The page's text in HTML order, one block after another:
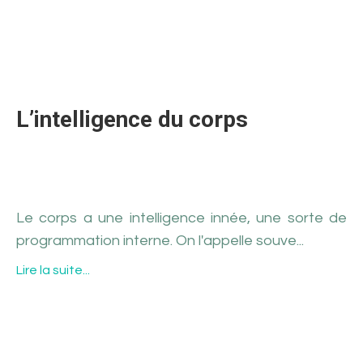
L’intelligence du corps
Le corps a une intelligence innée, une sorte de
programmation interne. On l'appelle souve...
Lire la suite...